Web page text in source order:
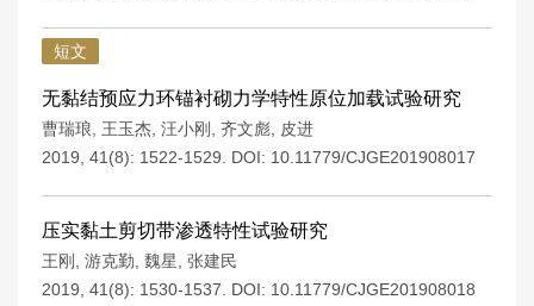
短文
无黏结预应力环锚衬砌力学特性原位加载试验研究
曹瑞琅 王玉杰 汪小刚 齐文彪
皮进
2019, 41(8): 1522-1529.
DOI: 10.11779/CJGE201908017
压实黏土剪切带渗透特性试验研究
王刚 游克勤 魏星 张建民
2019, 41(8): 1530-1537.
DOI: 10.11779/CJGE201908018